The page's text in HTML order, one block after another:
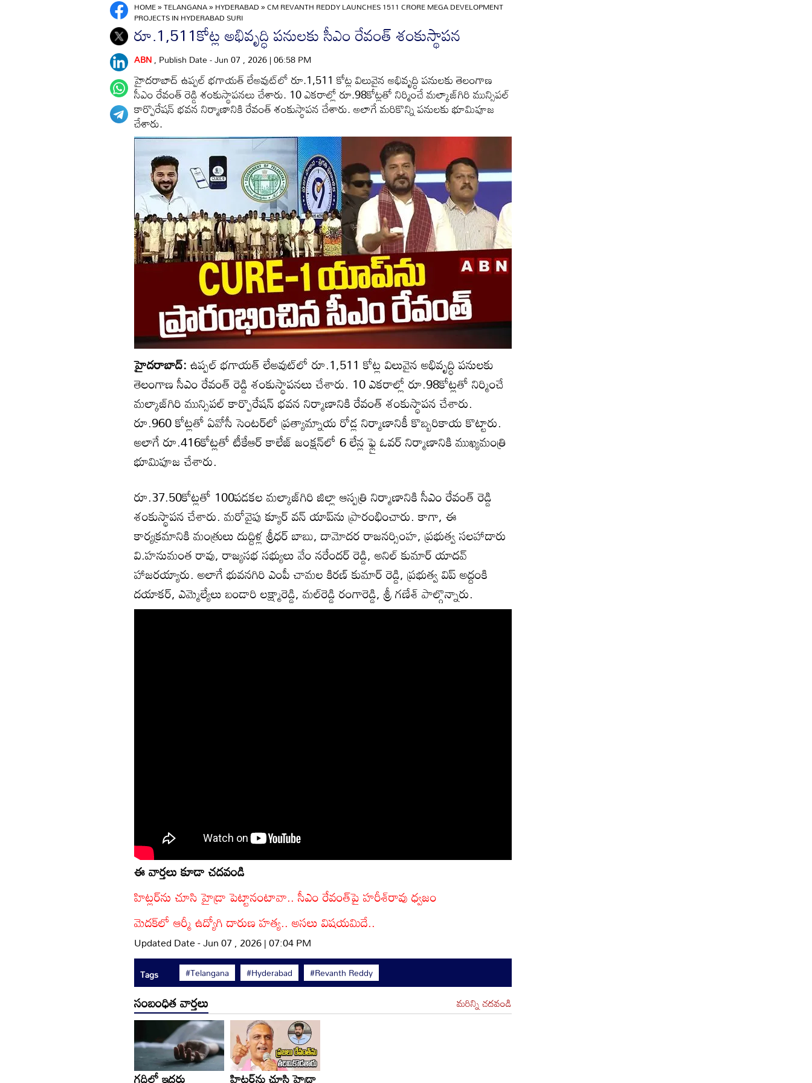
HOME»TELANGANA»HYDERABAD»CM REVANTH REDDY LAUNCHES 1511 CRORE MEGA DEVELOPMENT
PROJECTS IN HYDERABAD SURI
రూ.1,511కోట్ల అభివృద్ధి పనులకు సీఎం రేవంత్ శంకుస్థాపన
ABN, Publish Date - Jun 07 , 2026 | 06:58 PM
హైదరాబాద్ ఉప్పల్ భగాయత్ లేఅవుట్‌లో రూ.1,511 కోట్ల విలువైన అభివృద్ధి పనులకు తెలంగాణ
సీఎం రేవంత్ రెడ్డి శంకుస్థాపనలు చేశారు. 10 ఎకరాల్లో రూ.98కోట్లతో నిర్మించే మల్కాజ్‌గిరి మున్సిపల్
కార్పొరేషన్ భవన నిర్మాణానికి రేవంత్ శంకుస్థాపన చేశారు. అలాగే మరికొన్ని పనులకు భూమిపూజ
చేశారు.
హైదరాబాద్:ఉప్పల్ భగాయత్ లేఅవుట్‌లో రూ.1,511 కోట్ల విలువైన అభివృద్ధి పనులకు
తెలంగాణ సీఎం రేవంత్ రెడ్డి శంకుస్థాపనలు చేశారు. 10 ఎకరాల్లో రూ.98కోట్లతో నిర్మించే
మల్కాజ్‌గిరి మున్సిపల్ కార్పొరేషన్ భవన నిర్మాణానికి రేవంత్ శంకుస్థాపన చేశారు.
రూ.960 కోట్లతో ఏవోసీ సెంటర్‌లో ప్రత్యామ్నాయ రోడ్ల నిర్మాణానికీ కొబ్బరికాయ కొట్టారు.
అలాగే రూ.416కోట్లతో టీకేఆర్ కాలేజ్ జంక్షన్‌లో 6 లేన్ల ఫ్లై ఓవర్ నిర్మాణానికి ముఖ్యమంత్రి
భూమిపూజ చేశారు.
రూ.37.50కోట్లతో 100పడకల మల్కాజ్‌గిరి జిల్లా ఆస్పత్రి నిర్మాణానికి సీఎం రేవంత్ రెడ్డి
శంకుస్థాపన చేశారు. మరోవైపు క్యూర్ వన్ యాప్‌ను ప్రారంభించారు. కాగా, ఈ
కార్యక్రమానికి మంత్రులు దుద్దిళ్ల శ్రీధ‌ర్ బాబు, దామోదర రాజనర్సింహ, ప్రభుత్వ సలహాదారు
వి.హనుమంత రావు, రాజ్యసభ సభ్యులు వేం నరేందర్ రెడ్డి, అనిల్ కుమార్ యాదవ్
హాజరయ్యారు. అలాగే భువనగిరి ఎంపీ చామ‌ల ‌కిర‌ణ్ కుమార్ రెడ్డి, ప్రభుత్వ విప్ అద్దంకి
దయాకర్, ఎమ్మెల్యేలు బండారి లక్ష్మారెడ్డి, మల్‌రెడ్డి రంగారెడ్డి, శ్రీ గణేశ్ పాల్గొన్నారు.
ఈ వార్తలు కూడా చదవండి
హిట్లర్‌ను చూసి హైడ్రా పెట్టానంటావా.. సీఎం రేవంత్‌‌పై హరీశ్‌రావు ధ్వజం
మెదక్‌లో ఆర్మీ ఉద్యోగి దారుణ హత్య.. అసలు విషయమిదే..
Updated Date - Jun 07 , 2026 | 07:04 PM
Tags #Telangana #Hyderabad #Revanth Reddy
సంబంధిత వార్తలు మరిన్ని చదవండి
గదిలో ఇద్దరు హిట్లర్‌ను చూసి హైడ్రా